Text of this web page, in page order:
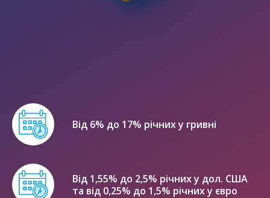
Від 6% до 17% річних у гривні
Від 1,55% до 2,5% річних у дол. США
та від 0,25% до 1,5% річних у євро